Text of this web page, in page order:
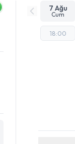
7 Ağu
Cum
18:00